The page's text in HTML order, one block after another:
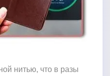
нитью, что в разы